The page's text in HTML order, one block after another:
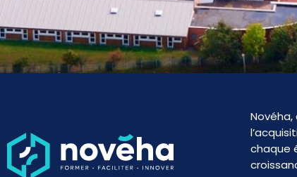
chaque